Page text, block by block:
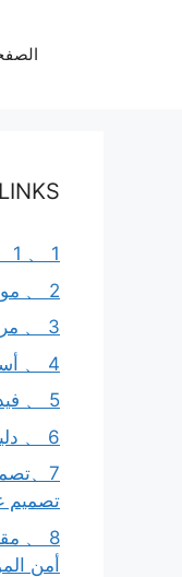
1 、 1 、 من نحن
2 、 مواد صديقة للبيئة
3 、 مراجعات العملاء
4 、 أسئلة وأجوبة
5 、 فيديو توضيحي
6 、 دليل الملء 6 、 دليل الملء
تصميم
8 、
أمن